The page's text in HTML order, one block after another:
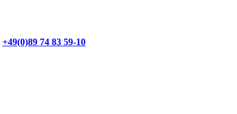
+49(0)89 74 83 59-10